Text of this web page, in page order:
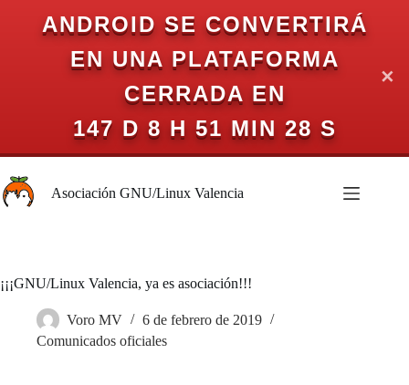
ANDROID SE CONVERTIRÁ
EN UNA PLATAFORMA
CERRADA EN
147 D 8 H 51 MIN 27 S
✕
al
contenidoAsociación GNU/Linux Valencia
¡¡¡GNU/Linux Valencia, ya es asociación!!!
Voro MV
6 de febrero de 2019
Comunicados oficiales